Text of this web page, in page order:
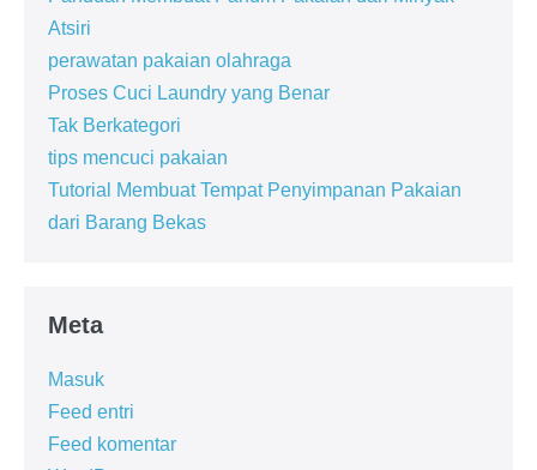
Atsiri
perawatan pakaian olahraga
Proses Cuci Laundry yang Benar
Tak Berkategori
tips mencuci pakaian
Tutorial Membuat Tempat Penyimpanan Pakaian
dari Barang Bekas
Meta
Masuk
Feed entri
Feed komentar